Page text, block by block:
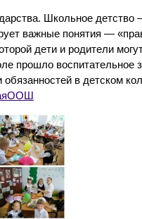
Школьное детство
важные понятия —
дети и родители
прошло
в детском